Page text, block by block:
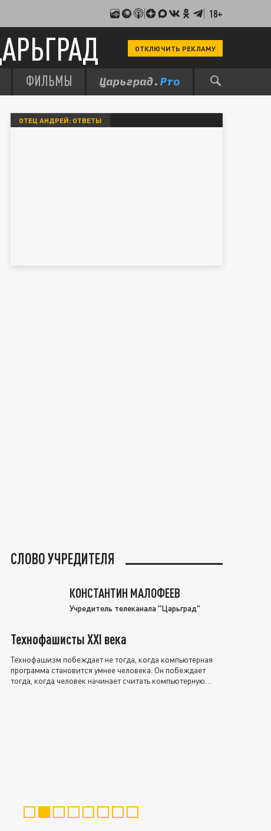
18+
ОТКЛЮЧИТЬ РЕКЛАМУ
ФИЛЬМЫ
ОТЕЦ АНДРЕЙ: ОТВЕТЫ
СЛОВО УЧРЕДИТЕЛЯ
КОНСТАНТИН МАЛОФЕЕВ
Учредитель телеканала "Царьград"
Технофашисты XXI века
Технофашизм побеждает не тогда, когда компьютерная
программа становится умнее человека. Он побеждает
тогда, когда человек начинает считать компьютерную